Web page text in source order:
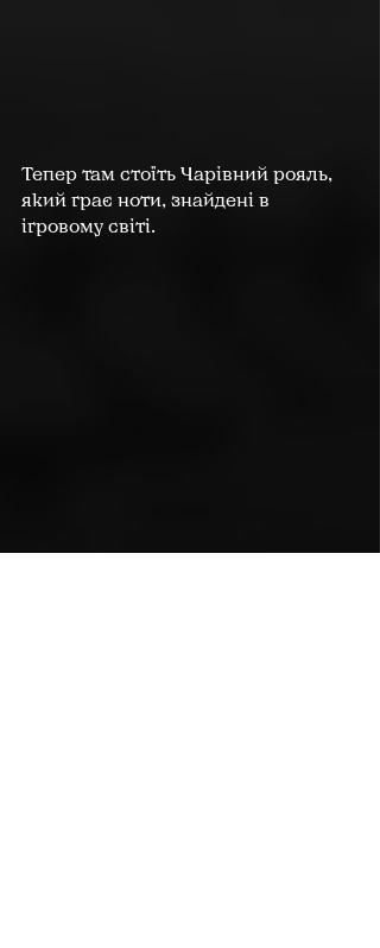
Тепер там стоїть Чарівний рояль,
який грає ноти, знайдені в
ігровому світі.